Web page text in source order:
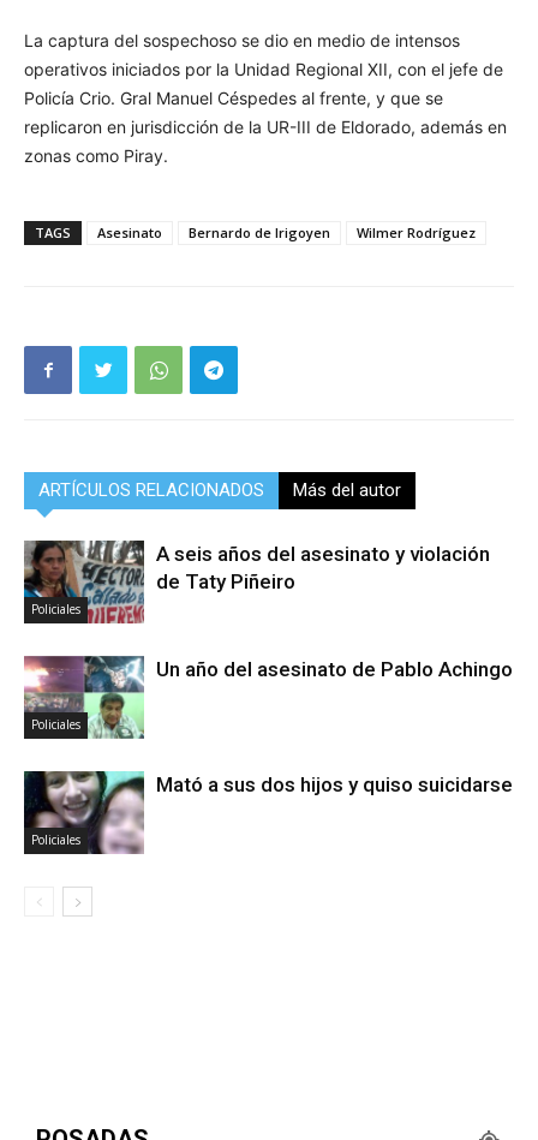
La captura del sospechoso se dio en medio de intensos
operativos iniciados por la Unidad Regional XII, con el jefe de
Policía Crio. Gral Manuel Céspedes al frente, y que se
replicaron en jurisdicción de la UR-III de Eldorado, además en
zonas como Piray.
TAGS Asesinato Bernardo de Irigoyen Wilmer Rodríguez
ARTÍCULOS RELACIONADOS Más del autor
Policiales
A seis años del asesinato y violación
de Taty Piñeiro
Policiales
Un año del asesinato de Pablo Achingo
Policiales
Mató a sus dos hijos y quiso suicidarse